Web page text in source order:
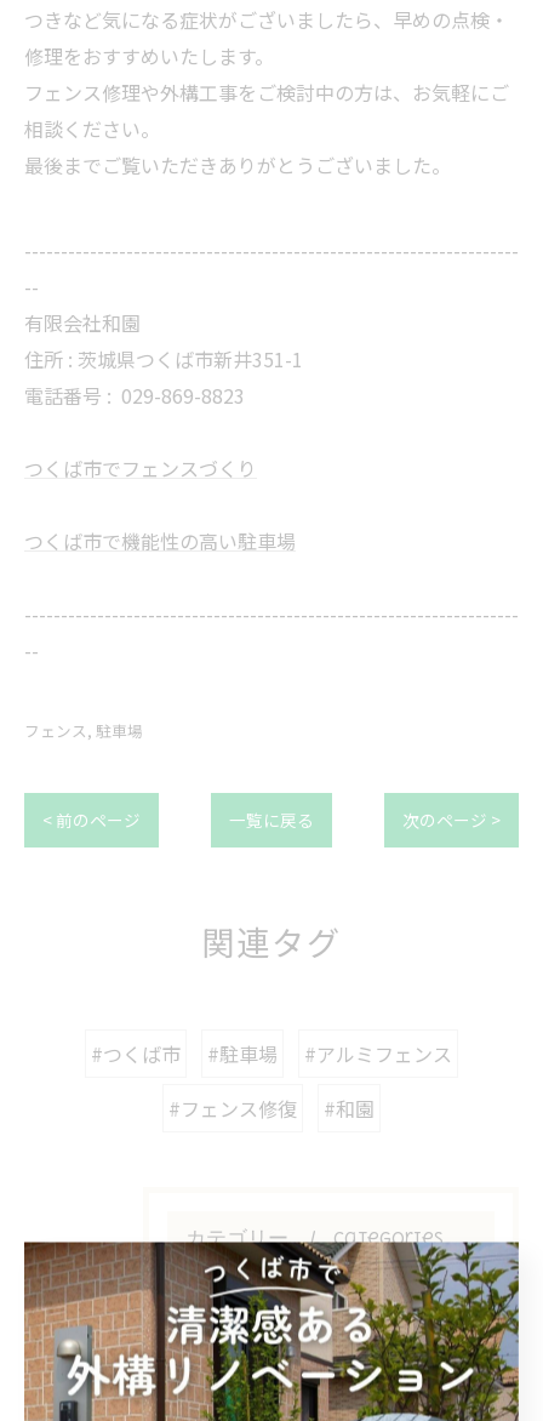
つきなど気になる症状がございましたら、早めの点検・
修理をおすすめいたします。
フェンス修理や外構工事をご検討中の方は、お気軽にご
相談ください。
最後までご覧いただきありがとうございました。
--------------------------------------------------------------------
--
有限会社和園
住所 : 茨城県つくば市新井351-1
電話番号 : 029-869-8823
つくば市でフェンスづくり
つくば市で機能性の高い駐車場
--------------------------------------------------------------------
--
フェンス 駐車場
< 前のページ 一覧に戻る 次のページ >
関連タグ
#つくば市 #駐車場
#アルミフェンス
#フェンス修復
#和園
カテゴリー Categories
全てのカテゴリー
デザイン
フェンス